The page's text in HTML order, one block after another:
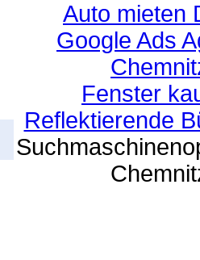
Auto mieten
Google Ads
Fenster
Reflektierende